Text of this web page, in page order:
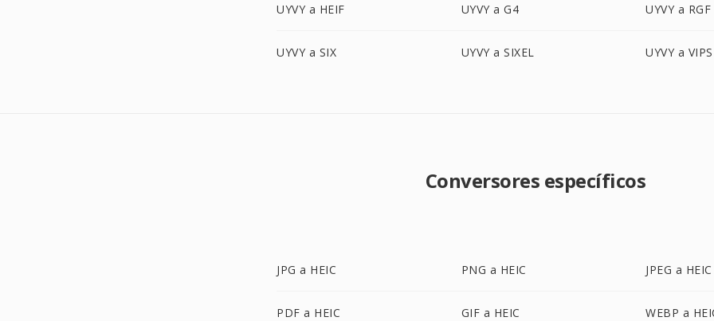
UYVY a HEIF UYVY a G4 UYVY a RGF
UYVY a SIX UYVY a SIXEL UYVY a VIPS
Conversores específicos
JPG a HEIC PNG a HEIC JPEG a HEIC
PDF a HEIC GIF a HEIC WEBP a